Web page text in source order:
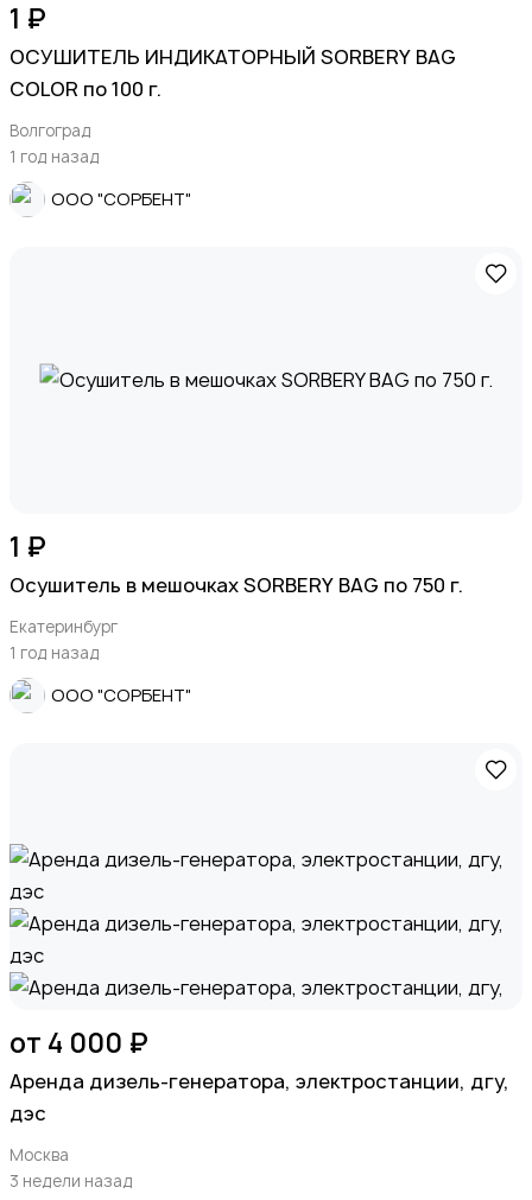
1 ₽
ОСУШИТЕЛЬ ИНДИКАТОРНЫЙ SORBERY BAG
COLOR по 100 г.
Волгоград
1 год назад
ООО "СОРБЕНТ"
1 ₽
Осушитель в мешочках SORBERY BAG по 750 г.
Екатеринбург
1 год назад
ООО "СОРБЕНТ"
от 4 000 ₽
Apeндa дизель-генератора, элeктрoстанции, дгу,
дэc
Москва
3 недели назад